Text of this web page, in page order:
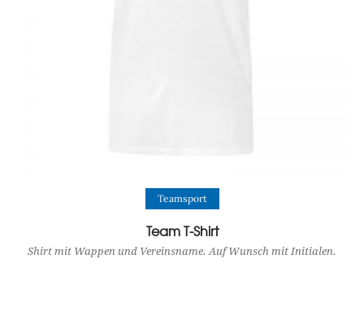
View Product
Teamsport
Team T-Shirt
Shirt mit Wappen und Vereinsname. Auf Wunsch mit Initialen.